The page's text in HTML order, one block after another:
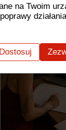
na Twoim
Dostosuj